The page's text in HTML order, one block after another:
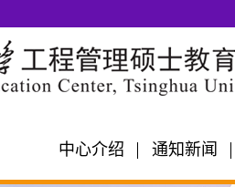
中心介绍 通知新闻